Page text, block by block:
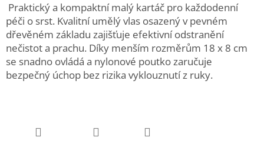
Praktický a kompaktní malý kartáč pro každodenní
péči o srst. Kvalitní umělý vlas osazený v pevném
dřevěném základu zajišťuje efektivní odstranění
nečistot a prachu. Díky menším rozměrům 18 x 8 cm
se snadno ovládá a nylonové poutko zaručuje
bezpečný úchop bez rizika vyklouznutí z ruky.